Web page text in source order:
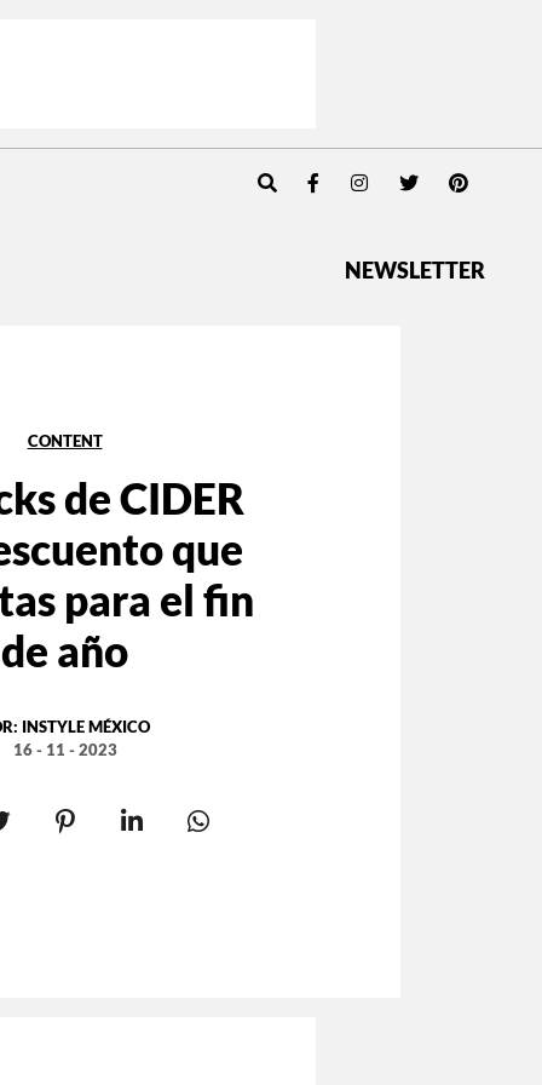
NEWSLETTER
CONTENT
de CIDER
que
para el fin
de año
INSTYLE MÉXICO
16 - 11 - 2023